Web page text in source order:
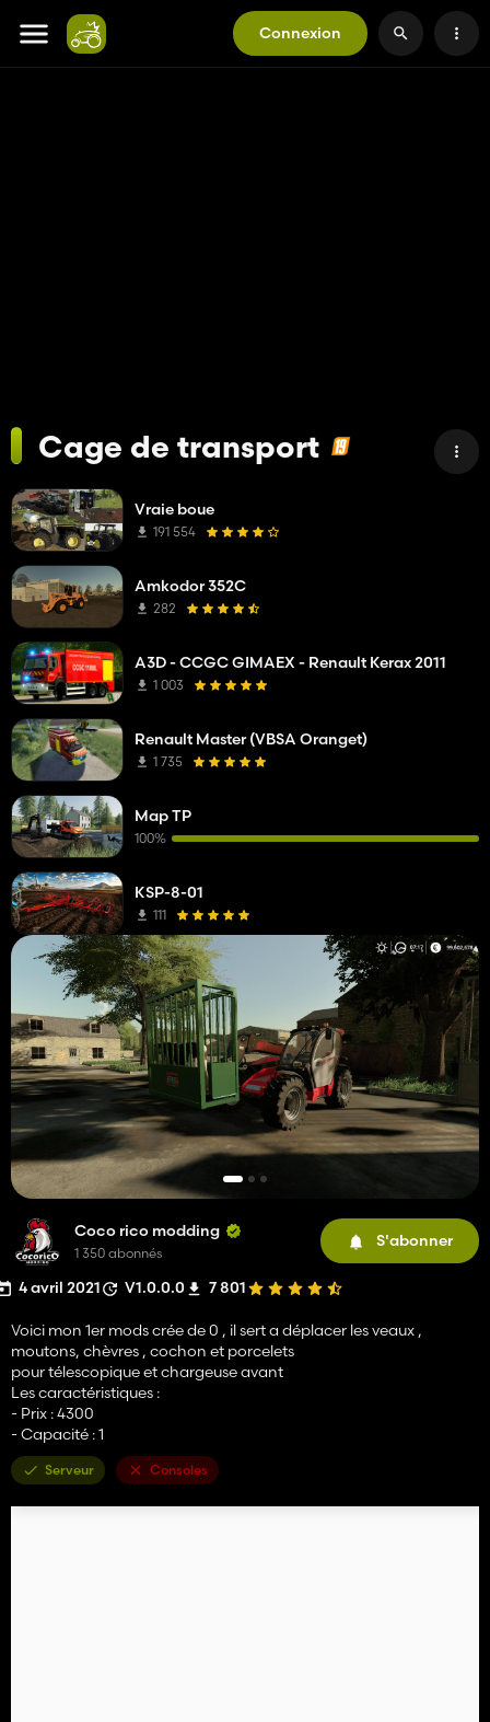
Connexion
Cage de transport
Coco rico modding
1 350 abonnés
S'abonner
4 avril 2021 V1.0.0.0 7 801
Voici mon 1er mods crée de 0 , il sert a déplacer les veaux ,
moutons, chèvres , cochon et porcelets
pour télescopique et chargeuse avant
Les caractéristiques :
- Prix : 4300
- Capacité : 1
Serveur Consoles
Vraie boue
191 554
Amkodor 352C
282
A3D - CCGC GIMAEX - Renault Kerax 2011
1 003
Renault Master (VBSA Oranget)
1 735
Map TP
100%
KSP-8-01
111